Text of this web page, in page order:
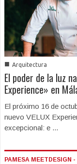
■ Arquitectura
El poder de la luz
Experience» en
El próximo 16 de
nuevo VELUX
excepcional: e ...
PAMESA MEETDESIGN